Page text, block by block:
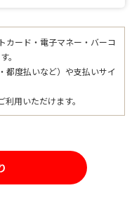
カード・電子マネー・バーコ
。
都度払いなど）や支払いサイ
用いただけます。